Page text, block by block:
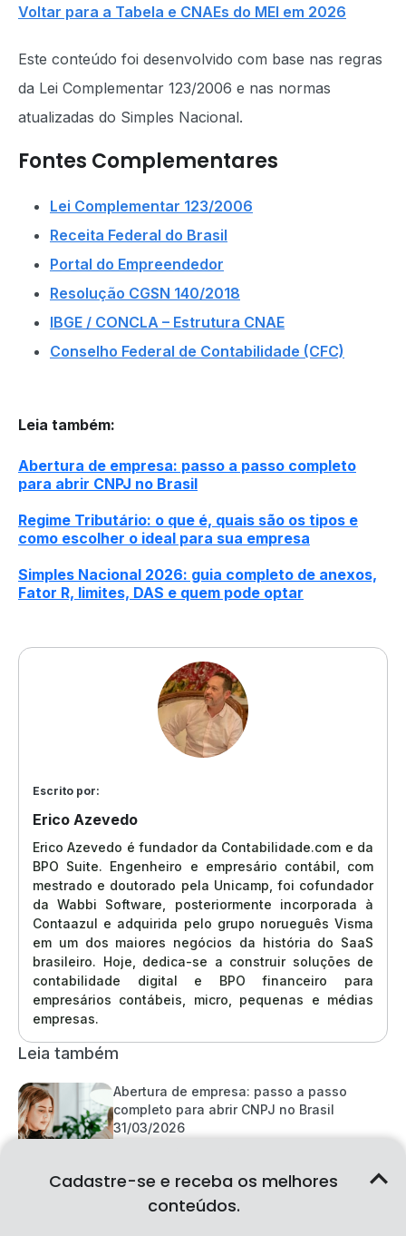
Voltar para a Tabela e CNAEs do MEI em 2026
Este conteúdo foi desenvolvido com base nas regras
da Lei Complementar 123/2006 e nas normas
atualizadas do Simples Nacional.
Fontes Complementares
Lei Complementar 123/2006
Receita Federal do Brasil
Portal do Empreendedor
Resolução CGSN 140/2018
IBGE / CONCLA – Estrutura CNAE
Conselho Federal de Contabilidade (CFC)
Leia também:
Abertura de empresa: passo a passo completo
para abrir CNPJ no Brasil
Regime Tributário: o que é, quais são os tipos e
como escolher o ideal para sua empresa
Simples Nacional 2026: guia completo de anexos,
Fator R, limites, DAS e quem pode optar
Escrito por:
Erico Azevedo
Erico Azevedo é fundador da Contabilidade.com e da
BPO Suite. Engenheiro e empresário contábil, com
mestrado e doutorado pela Unicamp, foi cofundador
da Wabbi Software, posteriormente incorporada à
Contaazul e adquirida pelo grupo norueguês Visma
em um dos maiores negócios da história do SaaS
brasileiro. Hoje, dedica-se a construir soluções de
contabilidade digital e BPO financeiro para
empresários contábeis, micro, pequenas e médias
empresas.
Cadastre-se e receba os melhores
conteúdos.
Leia também
Abertura de empresa: passo a passo
completo para abrir CNPJ no Brasil
31/03/2026
Regime Tributário: o que é, quais são os